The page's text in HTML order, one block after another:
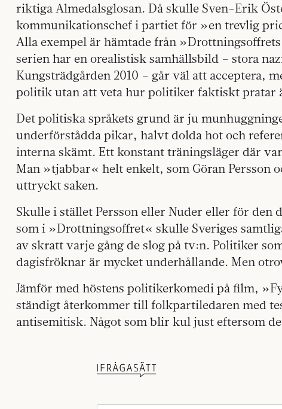
riktiga Almedalsglosan. Då skulle Sven-Erik
kommunikationschef i partiet för »en trevlig
Alla exempel är hämtade från
serien har en orealistisk samhällsbild – stora
Kungsträdgården 2010 – går väl att acceptera,
politik utan att veta hur politiker faktiskt pratar
Det politiska språkets grund är ju
underförstådda pikar, halvt dolda hot och
interna skämt. Ett konstant träningsläger där
Man »tjabbar« helt enkelt, som Göran Persson
uttryckt saken.
Skulle i stället Persson eller Nuder eller för den
som i »Drottningsoffret« skulle Sveriges
av skratt varje gång de slog på tv:n. Politiker
dagisfröknar är mycket underhållande. Men
Jämför med höstens politikerkomedi på film,
ständigt återkommer till folkpartiledaren med
antisemitisk. Något som blir kul just eftersom